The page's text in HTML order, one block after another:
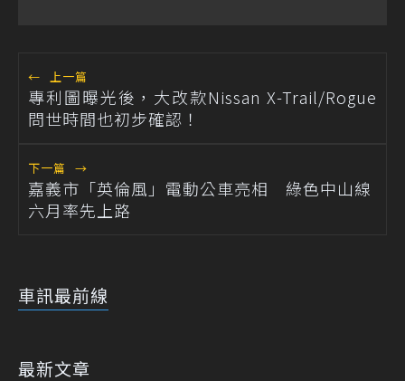
← 上一篇
專利圖曝光後，大改款Nissan X-Trail/Rogue
問世時間也初步確認！
下一篇 →
嘉義市「英倫風」電動公車亮相 綠色中山線
六月率先上路
車訊最前線
最新文章